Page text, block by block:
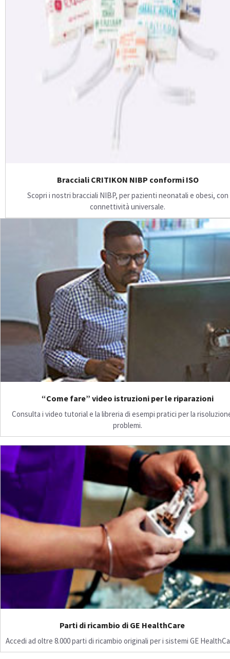
Bracciali CRITIKON NIBP conformi ISO
Scopri i nostri bracciali NIBP, per pazienti neonatali e obesi, con
connettività universale.
“Come fare” video istruzioni per le riparazioni
Consulta i video tutorial e la libreria di esempi pratici per la
problemi.
Parti di ricambio di GE HealthCare
Accedi ad oltre 8.000 parti di ricambio originali per i sistemi GE